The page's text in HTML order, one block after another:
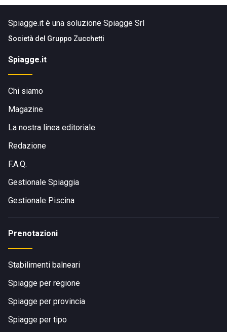
Spiagge.it è una soluzione Spiagge Srl
Società del Gruppo Zucchetti
Spiagge.it
Chi siamo
Magazine
La nostra linea editoriale
Redazione
F.A.Q.
Gestionale Spiaggia
Gestionale Piscina
Prenotazioni
Stabilimenti balneari
Spiagge per regione
Spiagge per provincia
Spiagge per tipo